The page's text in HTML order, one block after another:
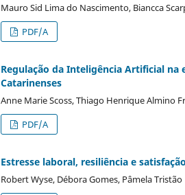
Mauro Sid Lima do Nascimento, Biancca
PDF/A
Regulação da Inteligência Artificial
Catarinenses
Anne Marie Scoss, Thiago Henrique Almino
PDF/A
Estresse laboral, resiliência e
Robert Wyse, Débora Gomes, Pâmela Tristão